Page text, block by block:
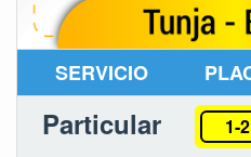
SERVICIO
Particular 1-2